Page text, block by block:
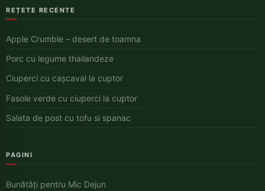
REȚETE RECENTE
Apple Crumble – desert de toamna
Porc cu legume thailandeze
Ciuperci cu cașcaval la cuptor
Fasole verde cu ciuperci la cuptor
Salata de post cu tofu si spanac
PAGINI
Bunătăți pentru Mic Dejun